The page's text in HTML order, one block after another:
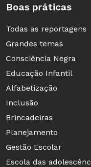
Boas práticas
Todas as reportagens
Grandes temas
Consciência Negra
Educação Infantil
Alfabetização
Inclusão
Brincadeiras
Planejamento
Gestão Escolar
Escola das